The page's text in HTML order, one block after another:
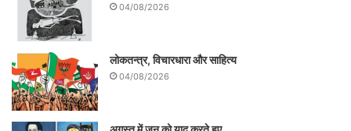
04/08/2026
लोकतन्त्र, विचारधारा और साहित्य
04/08/2026